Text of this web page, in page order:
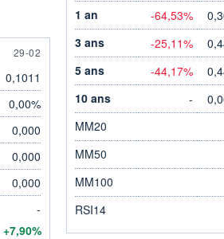
29 FEBRUARY
29-02
0,1011
0,00%
0,000
0,000
0,000
-
+7,90%
1 an
-64,53%
3 ans
-25,11%
5 ans
-44,17%
10 ans
-
MM20
MM50
MM100
RSI14